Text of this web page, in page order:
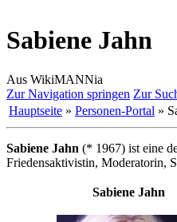
Sabiene Jahn
Aus WikiMANNia
Zur Navigation springen Zur
Hauptseite » Personen-Portal »
Sabiene Jahn (* 1967) ist eine
Friedensaktivistin, Moderatorin,
Sabiene Jahn